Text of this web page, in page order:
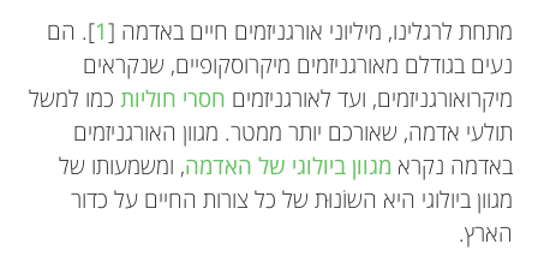
מתחת לרגלינו, מיליוני אורגניזמים חיים באדמה [1]. הם
נעים בגודלם מאורגניזמים מיקרוסקופיים, שנקראים
מיקרואורגניזמים, ועד לאורגניזמים חסרי חוליותכמו למשל
תולעי אדמה, שאורכם יותר ממטר. מגוון האורגניזמים
באדמה נקרא מגוון ביולוגי של האדמה, ומשמעותו של
מגוון ביולוגי היא השוֹנוּת של כל צורות החיים על כדור
הארץ.